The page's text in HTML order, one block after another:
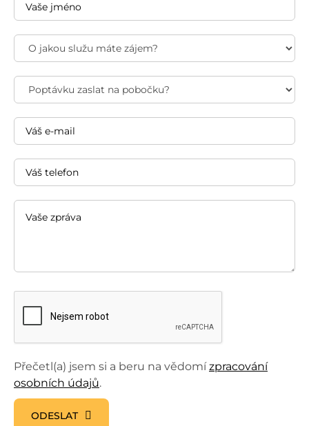
Přečetl(a) jsem si a beru na vědomízpracování
osobních údajů.
ODESLAT